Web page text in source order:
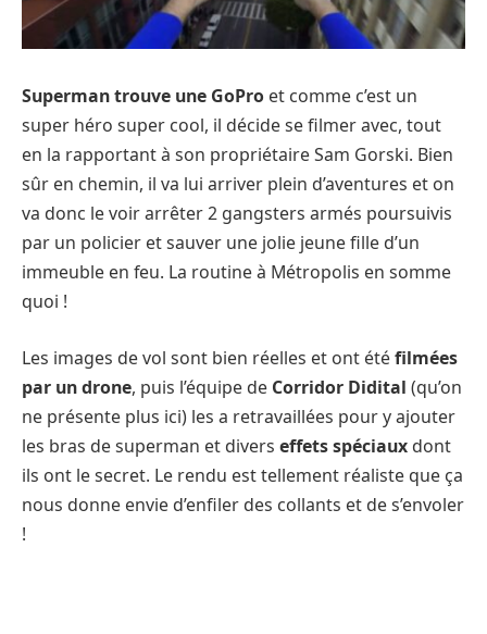
Superman trouve une GoPro et comme c’est un
super héro super cool, il décide se filmer avec, tout
en la rapportant à son propriétaireSam Gorski. Bien
sûr en chemin, il va lui arriver plein d’aventures et on
va donc le voir arrêter 2 gangsters armés poursuivis
par un policier et sauver une jolie jeune fille d’un
immeuble en feu. La routine à Métropolis en somme
quoi !
Les images de vol sont bien réelles et ont étéfilmées
par un drone, puis l’équipe de Corridor Didital (qu’on
ne présente plus ici) les a retravaillées pour y ajouter
les bras de superman et divers effets spéciaux dont
ils ont le secret. Le rendu est tellement réaliste que ça
nous donne envie d’enfiler des collants et de s’envoler
!